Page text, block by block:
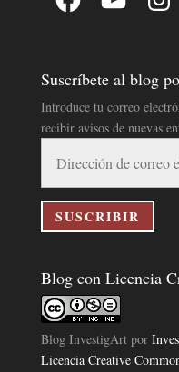
Suscríbete al blog
Introduce tu correo
recibir avisos de nuevas
correo
electrónico
SUSCRIBIR
Blog con Licencia
Blog InvestigArtpor
Licencia Creative